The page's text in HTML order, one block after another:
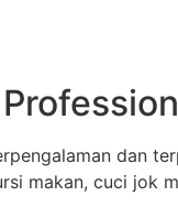
dan
makan, cuci jok